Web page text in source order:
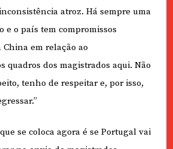
atroz. Há sempre uma
e o país tem compromissos
em relação ao
quadros dos magistrados aqui. Não
tenho de respeitar e, por isso,
se coloca agora é se Portugal vai